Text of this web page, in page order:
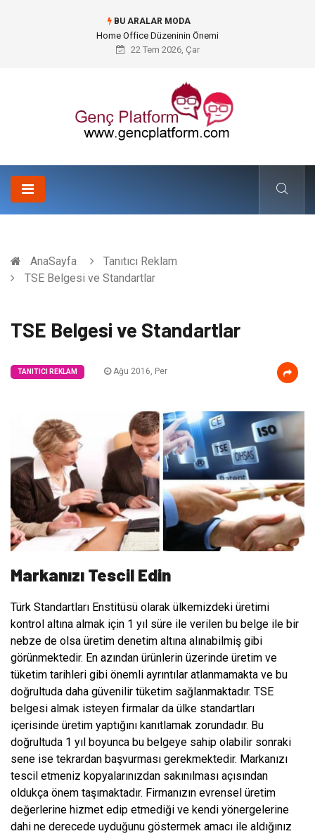
BU ARALAR MODA
Home Office Düzeninin Önemi
22 Tem 2026, Çar
AnaSayfa
Tanıtıcı Reklam
TSE Belgesi ve Standartlar
TSE Belgesi ve Standartlar
TANITICI REKLAM Ağu 2016, Per
Markanızı Tescil Edin
Türk Standartları Enstitüsü olarak ülkemizdeki üretimi
kontrol altına almak için 1 yıl süre ile verilen bu belge ile bir
nebze de olsa üretim denetim altına alınabilmiş gibi
görünmektedir. En azından ürünlerin üzerinde üretim ve
tüketim tarihleri gibi önemli ayrıntılar atlanmamakta ve bu
doğrultuda daha güvenilir tüketim sağlanmaktadır. TSE
belgesi almak isteyen firmalar da ülke standartları
içerisinde üretim yaptığını kanıtlamak zorundadır. Bu
doğrultuda 1 yıl boyunca bu belgeye sahip olabilir sonraki
sene ise tekrardan başvurması gerekmektedir. Markanızı
tescil etmeniz kopyalarınızdan sakınılması açısından
oldukça önem taşımaktadır. Firmanızın evrensel üretim
değerlerine hizmet edip etmediği ve kendi yönergelerine
dahi ne derecede uyduğunu göstermek amacı ile aldığınız